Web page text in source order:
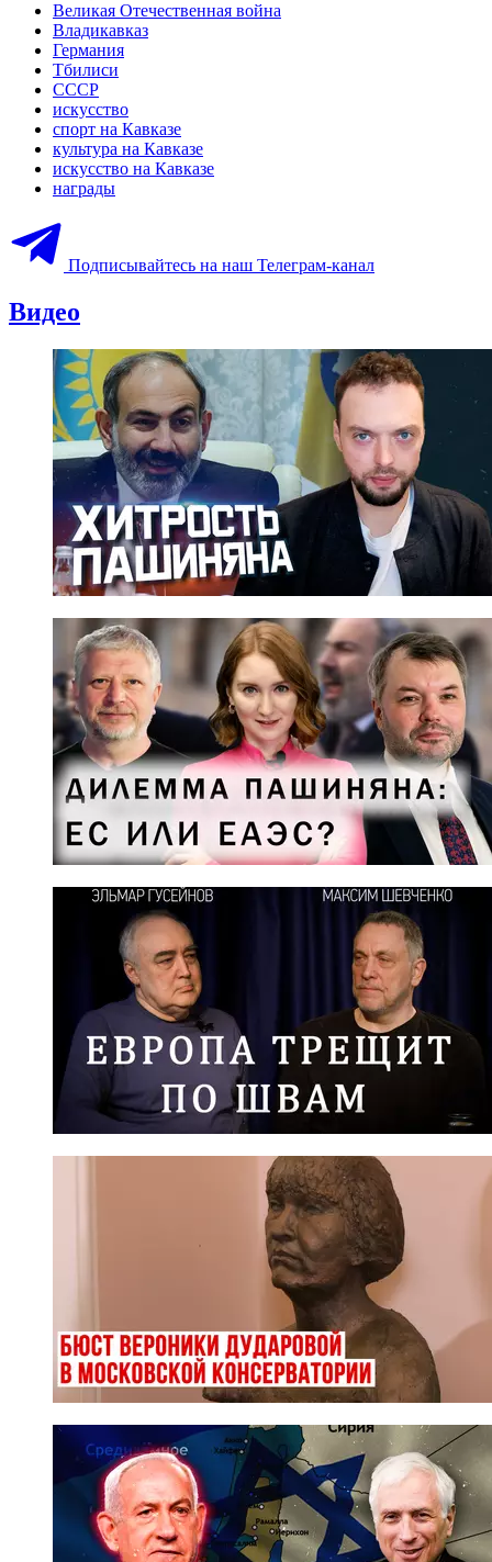
Великая Отечественная война
Владикавказ
Германия
Тбилиси
СССР
искусство
спорт на Кавказе
культура на Кавказе
искусство на Кавказе
награды
Подписывайтесь на наш Телеграм-канал
Видео